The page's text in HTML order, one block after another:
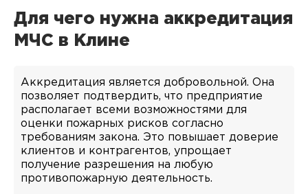
Для чего нужна аккредитация
МЧС в Клине
Аккредитация является добровольной. Она
позволяет подтвердить, что предприятие
располагает всеми возможностями для
оценки пожарных рисков согласно
требованиям закона. Это повышает доверие
клиентов и контрагентов, упрощает
получение разрешения на любую
противопожарную деятельность.